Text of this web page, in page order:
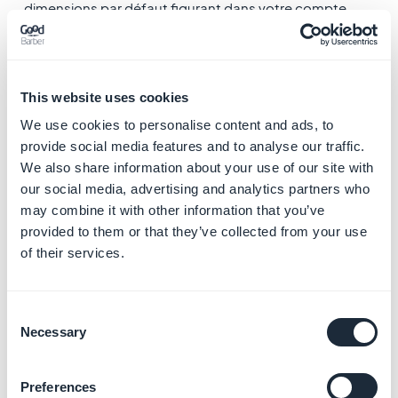
This website uses cookies
We use cookies to personalise content and ads, to
provide social media features and to analyse our traffic.
We also share information about your use of our site with
our social media, advertising and analytics partners who
may combine it with other information that you’ve
provided to them or that they’ve collected from your use
of their services.
Selection
Necessary
Preferences
dimensions par défaut figurant dans votre compte
Analytics.
automatiquement par Analytics. Les dimensions
personnalisées sont fournies par les paramètres
d'évènement.
Cela vous permet de voir quelles pages de votre app
sont affichées par vos utilisateurs et de les afficher sur
la console Firebase avec leur label (titre de la page).
Analytics > Custom Definitions
, puis suivez les
1. Cliquez sur "
Créer des dimensions personnalisées